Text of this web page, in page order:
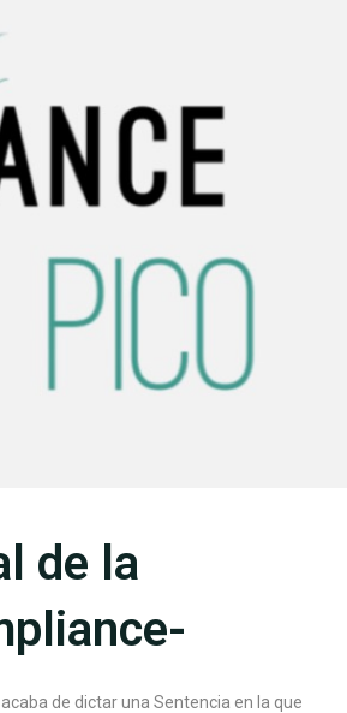
de la
de dictar una Sentencia en la que